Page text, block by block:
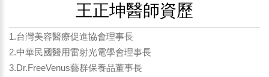
王正坤醫師資歷
1.台灣美容醫療促進協會理事長
2.中華民國醫用雷射光電學會理事長
3.Dr.FreeVenus藝群保養品董事長